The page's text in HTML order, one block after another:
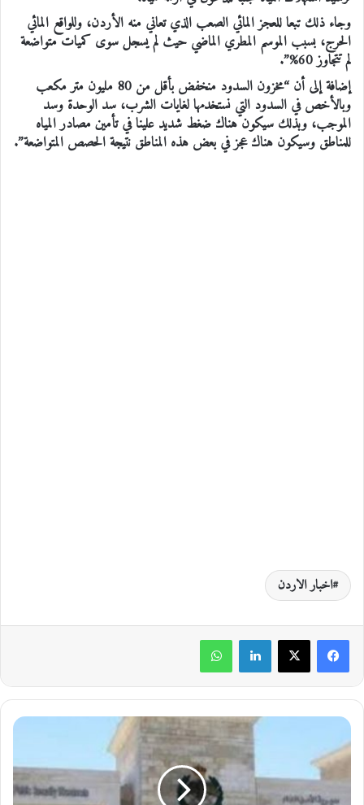
وجاء ذلك تبعا للعجز المائي الصعب الذي تعاني منه الأردن، وللواقع المائي
الحرج، بسبب الموسم المطري الماضي حيث لم يسجل سوى كميات متواضعة
لم تتجاوز 60%”.
إضافة إلى أن “مخزون السدود منخفض بأقل من 80 مليون متر مكعب
وبالأخص في السدود التي نستخدمها لغايات الشرب، سد الوحدة وسد
الموجب، وبذلك سيكون هناك ضغط شديد علينا في تأمين مصادر المياه
للمناطق وسيكون هناك عجز في بعض هذه المناطق نتيجة الحصص المتواضعة”.
اخبار الاردن
ا
ل
أ
م